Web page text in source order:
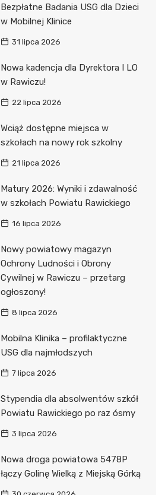
Bezpłatne Badania USG dla Dzieci
w Mobilnej Klinice
31 lipca 2026
Nowa kadencja dla Dyrektora I LO
w Rawiczu!
22 lipca 2026
Wciąż dostępne miejsca w
szkołach na nowy rok szkolny
21 lipca 2026
Matury 2026: Wyniki i zdawalność
w szkołach Powiatu Rawickiego
16 lipca 2026
Nowy powiatowy magazyn
Ochrony Ludności i Obrony
Cywilnej w Rawiczu – przetarg
ogłoszony!
8 lipca 2026
Mobilna Klinika – profilaktyczne
USG dla najmłodszych
7 lipca 2026
Stypendia dla absolwentów szkół
Powiatu Rawickiego po raz ósmy
3 lipca 2026
Nowa droga powiatowa 5478P
łączy Golinę Wielką z Miejską Górką